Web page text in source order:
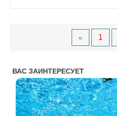
« 1